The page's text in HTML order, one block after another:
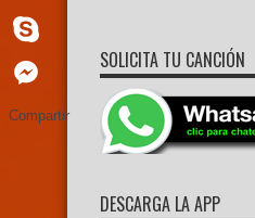
SOLICITA TU CANCIÓN
DESCARGA LA APP
Telegram
Skype
Messenger
Compartir